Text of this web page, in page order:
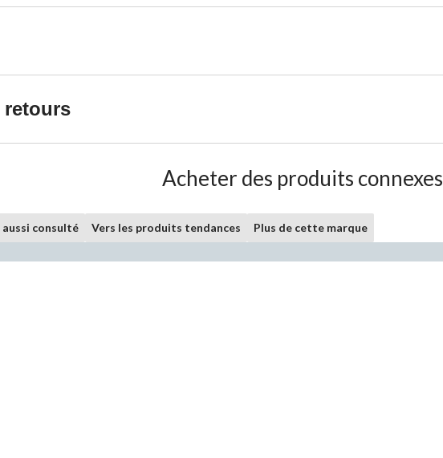
retours
Acheter des produits connexes
consulté Vers les produits tendances Plus de cette marque